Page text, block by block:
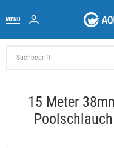
15 Meter